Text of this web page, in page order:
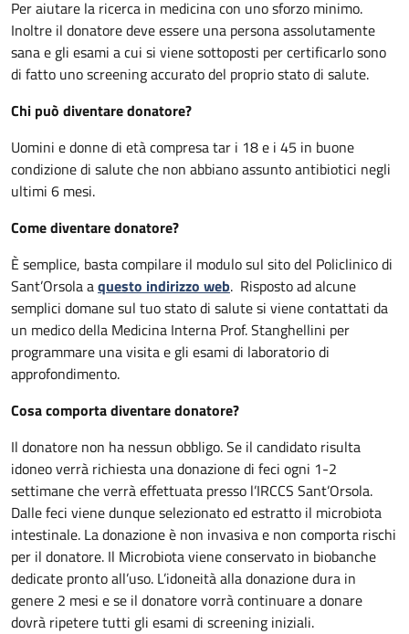
Per aiutare la ricerca in medicina con uno sforzo minimo.
Inoltre il donatore deve essere una persona assolutamente
sana e gli esami a cui si viene sottoposti per certificarlo sono
di fatto uno screening accurato del proprio stato di salute.
Chi può diventare donatore?
Uomini e donne di età compresa tar i 18 e i 45 in buone
condizione di salute che non abbiano assunto antibiotici negli
ultimi 6 mesi.
Come diventare donatore?
È semplice, basta compilare il modulo sul sito del Policlinico di
Sant’Orsola aquesto indirizzo web. Risposto ad alcune
semplici domane sul tuo stato di salute si viene contattati da
un medico della Medicina Interna Prof. Stanghellini per
programmare una visita e gli esami di laboratorio di
approfondimento.
Cosa comporta diventare donatore?
Il donatore non ha nessun obbligo. Se il candidato risulta
idoneo verrà richiesta una donazione di feci ogni 1-2
settimane che verrà effettuata presso l’IRCCS Sant’Orsola.
Dalle feci viene dunque selezionato ed estratto il microbiota
intestinale. La donazione è non invasiva e non comporta rischi
per il donatore. Il Microbiota viene conservato in biobanche
dedicate pronto all’uso. L’idoneità alla donazione dura in
genere 2 mesi e se il donatore vorrà continuare a donare
dovrà ripetere tutti gli esami di screening iniziali.